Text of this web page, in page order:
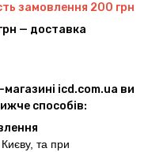
замовлення 200 грн
— доставка
icd.com.ua ви
способів:
та при